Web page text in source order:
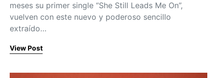
meses su primer single “She Still Leads Me On”,
vuelven con este nuevo y poderoso sencillo
extraído…
View Post